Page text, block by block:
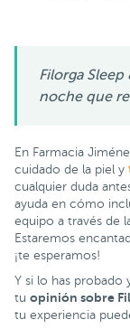
Filorga
noche que
En Farmacia
cuidado de la piel y
cualquier duda
ayuda en cómo
equipo a través de
Estaremos
¡te esperamos!
Y si lo has probado
tu opinión sobre
tu experiencia